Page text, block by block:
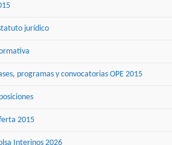
jurídico
programas y convocatorias OPE 2015
2015
Interinos 2026